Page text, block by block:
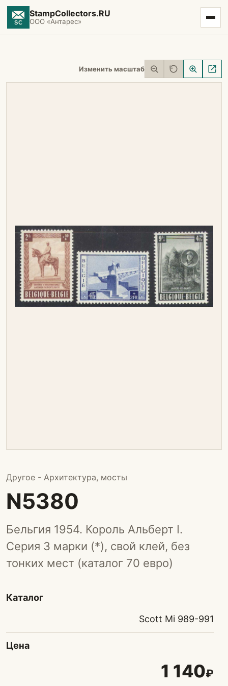
StampCollectors.RU
ООО «Антарес»
Изменить масштаб
Другое - Архитектура, мосты
N5380
Бельгия 1954. Король Альберт I.
Серия 3 марки (*), свой клей, без
тонких мест (каталог 70 евро)
Каталог
Scott Mi 989-991
Цена
1 140₽